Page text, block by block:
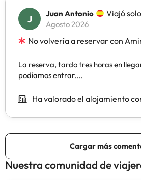
Nuestra comunidad de